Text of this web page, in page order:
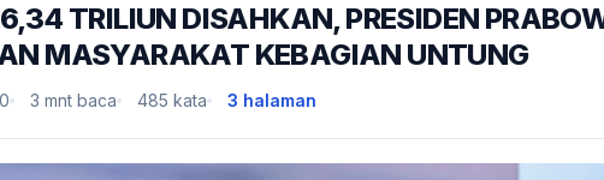
TRILIUN DISAHKAN, PRESIDEN
MASYARAKAT KEBAGIAN UNTUNG
0 3 mnt baca 485 kata 3 halaman